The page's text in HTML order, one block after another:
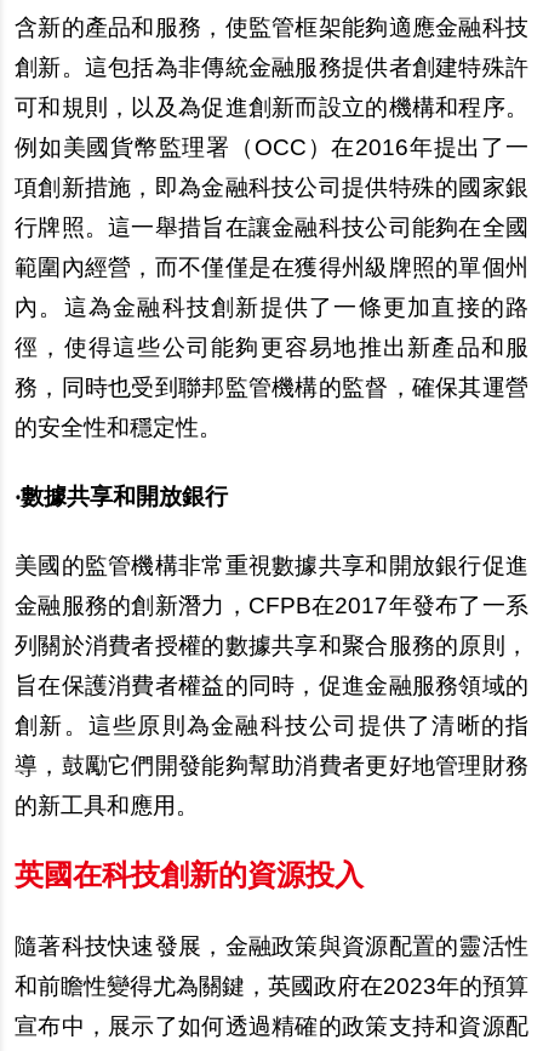
含新的產品和服務，使監管框架能夠適應金融科技
創新。這包括為非傳統金融服務提供者創建特殊許
可和規則，以及為促進創新而設立的機構和程序。
例如美國貨幣監理署（OCC）在2016年提出了一
項創新措施，即為金融科技公司提供特殊的國家銀
行牌照。這一舉措旨在讓金融科技公司能夠在全國
範圍內經營，而不僅僅是在獲得州級牌照的單個州
內。這為金融科技創新提供了一條更加直接的路
徑，使得這些公司能夠更容易地推出新產品和服
務，同時也受到聯邦監管機構的監督，確保其運營
的安全性和穩定性。
‧數據共享和開放銀行
美國的監管機構非常重視數據共享和開放銀行促進
金融服務的創新潛力，CFPB在2017年發布了一系
列關於消費者授權的數據共享和聚合服務的原則，
旨在保護消費者權益的同時，促進金融服務領域的
創新。這些原則為金融科技公司提供了清晰的指
導，鼓勵它們開發能夠幫助消費者更好地管理財務
的新工具和應用。
英國在科技創新的資源投入
隨著科技快速發展，金融政策與資源配置的靈活性
和前瞻性變得尤為關鍵，英國政府在2023年的預算
宣布中，展示了如何透過精確的政策支持和資源配